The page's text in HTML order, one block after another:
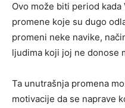
Ovo može biti period kada
promene koje su dugo
promeni neke navike,
ljudima koji joj ne donose
Ta unutrašnja promena
motivacije da se naprave